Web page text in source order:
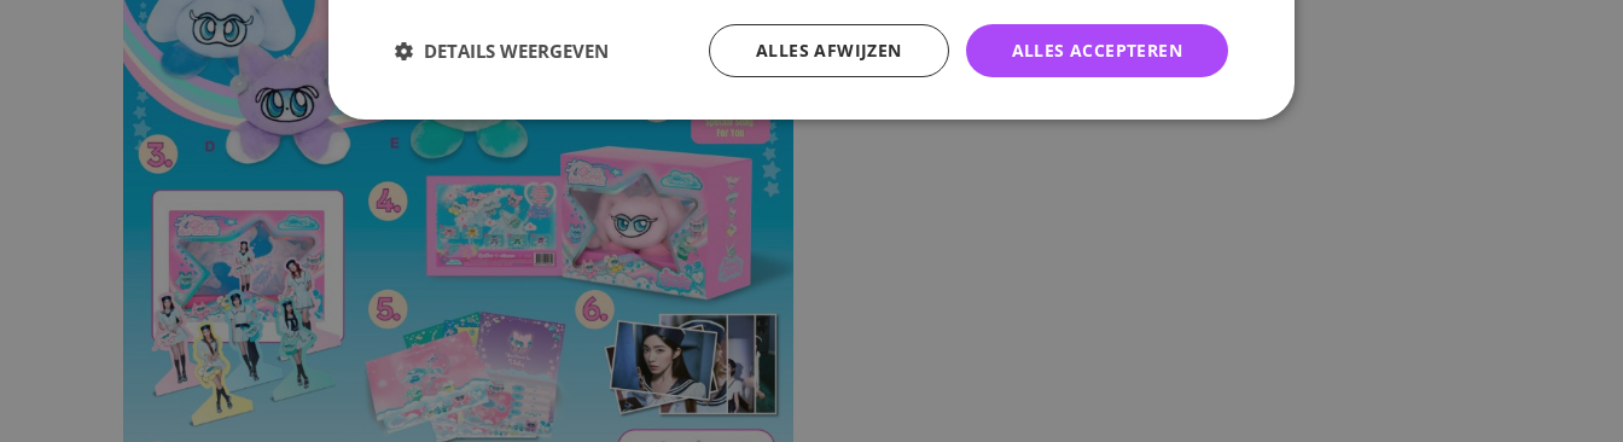
ALLES ACCEPTEREN
ALLES AFWIJZEN
DETAILS WEERGEVEN